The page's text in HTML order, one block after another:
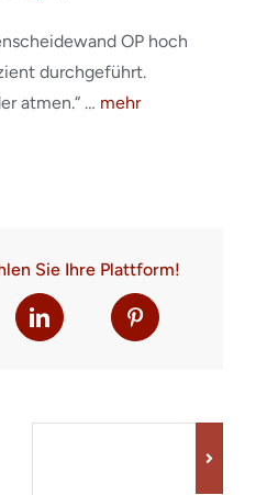
OP hoch
durchgeführt.
atmen.“ … mehr
Sie Ihre Plattform!